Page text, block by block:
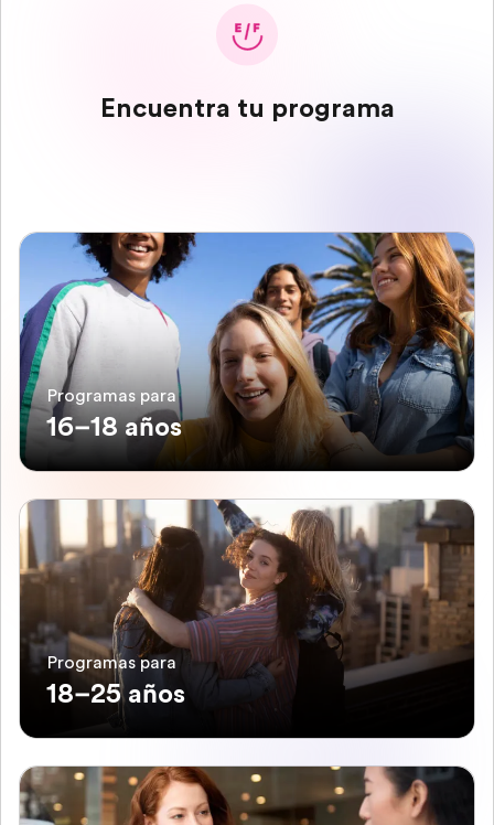
Encuentra tu programa
Programas para
16–18 años
Programas para
18–25 años